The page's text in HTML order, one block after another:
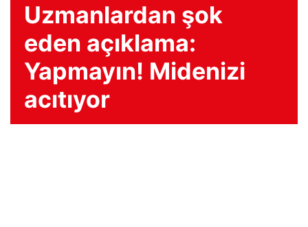
Uzmanlardan şok
eden açıklama:
Yapmayın! Midenizi
acıtıyor